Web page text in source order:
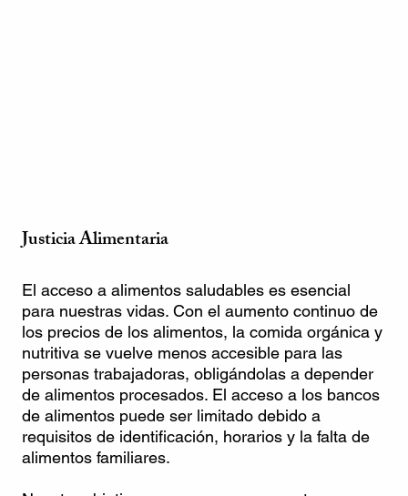
Justicia Alimentaria
El acceso a alimentos saludables es esencial
para nuestras vidas. Con el aumento continuo de
los precios de los alimentos, la comida orgánica y
nutritiva se vuelve menos accesible para las
personas trabajadoras, obligándolas a depender
de alimentos procesados. El acceso a los bancos
de alimentos puede ser limitado debido a
requisitos de identificación, horarios y la falta de
alimentos familiares.